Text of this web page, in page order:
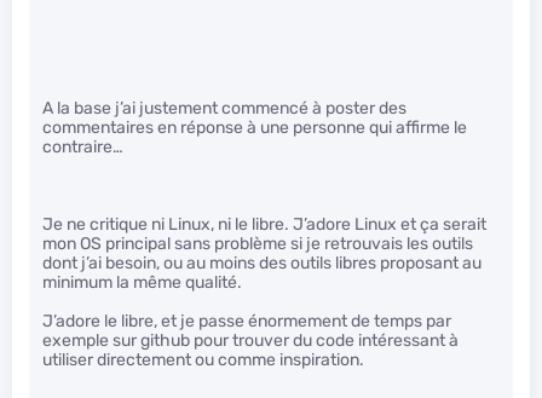
A la base j’ai justement commencé à poster des
commentaires en réponse à une personne qui affirme le
contraire…
Je ne critique ni Linux, ni le libre. J’adore Linux et ça serait
mon OS principal sans problème si je retrouvais les outils
dont j’ai besoin, ou au moins des outils libres proposant au
minimum la même qualité.
J’adore le libre, et je passe énormement de temps par
exemple sur github pour trouver du code intéressant à
utiliser directement ou comme inspiration.